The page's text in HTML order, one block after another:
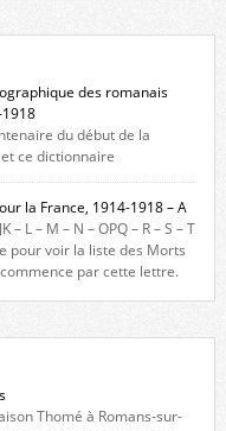
des romanais
du début de la
ce dictionnaire
Morts pour la
historique est
commémoratives de
lycée Triboulet, […]
la France, 1914-1918 – A
– L – M – N – OPQ – R – S – T
pour voir la liste des Morts
par cette lettre.
Thomé à Romans-sur-